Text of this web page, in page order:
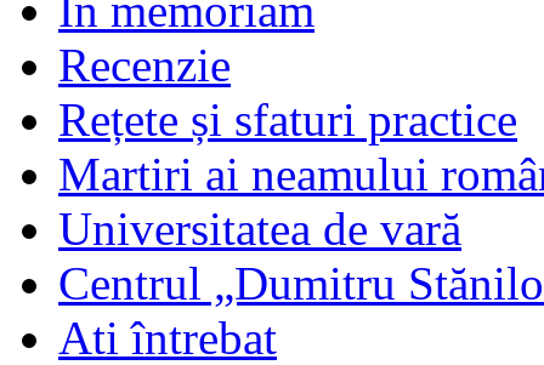
Recenzie
Rețete și sfaturi practice
Martiri ai neamului
Universitatea de vară
Centrul „Dumitru
Ati întrebat